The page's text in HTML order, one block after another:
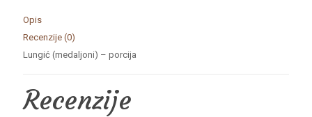
Opis
Recenzije (0)
Lungić (medaljoni) – porcija
Recenzije